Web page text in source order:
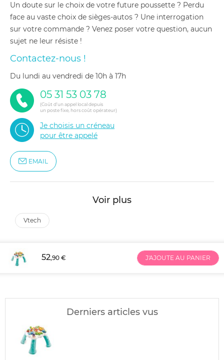
Un doute sur le choix de votre future poussette ? Perdu
face au vaste choix de sièges-autos ? Une interrogation
sur votre commande ? Venez poser votre question, aucun
sujet ne leur résiste !
Contactez-nous !
du lundi au vendredi de 10h à 17h
05 31 53 03 78
(Coût d'un appel local depuis
un poste fixe, hors coût opérateur)
Je choisis un créneau
pour être appelé
EMAIL
Voir plus
vtech
52,90 € J'AJOUTE AU PANIER
Derniers articles vus